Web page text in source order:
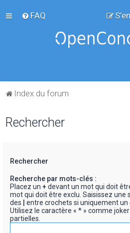
FAQ
Index du forum
Rechercher
Rechercher
Recherche par mots-clés :
Placez un + devant un mot qui doit
mot qui doit être exclu. Saisissez une
des
entre crochets si uniquement un
Utilisez le caractère « * » comme
partielles.